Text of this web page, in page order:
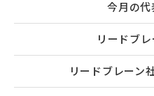
今月の代
リードブ
リードブレーン